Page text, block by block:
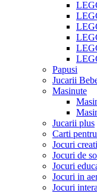
Papusi
Jucarii
Masinute
Jucarii plus
Carti
Jocuri
Jocuri de
Jocuri
Jocuri in
Jocuri